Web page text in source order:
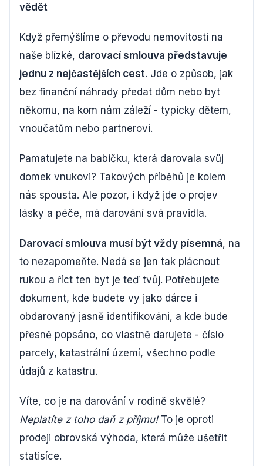
vědět
Když přemýšlíme o převodu nemovitosti na
naše blízké, darovací smlouva představuje
jednu z nejčastějších cest. Jde o způsob, jak
bez finanční náhrady předat dům nebo byt
někomu, na kom nám záleží - typicky dětem,
vnoučatům nebo partnerovi.
Pamatujete na babičku, která darovala svůj
domek vnukovi? Takových příběhů je kolem
nás spousta. Ale pozor, i když jde o projev
lásky a péče, má darování svá pravidla.
Darovací smlouva musí být vždy písemná, na
to nezapomeňte. Nedá se jen tak plácnout
rukou a říct ten byt je teď tvůj. Potřebujete
dokument, kde budete vy jako dárce i
obdarovaný jasně identifikováni, a kde bude
přesně popsáno, co vlastně darujete - číslo
parcely, katastrální území, všechno podle
údajů z katastru.
Víte, co je na darování v rodině skvělé?
Neplatíte z toho daň z příjmu!To je oproti
prodeji obrovská výhoda, která může ušetřit
statisíce.